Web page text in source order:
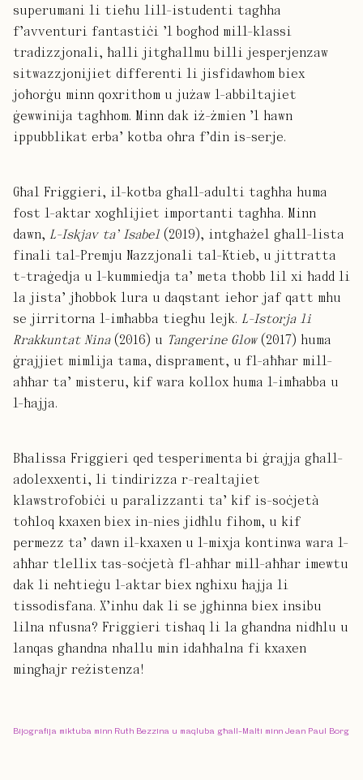
superumani li tieħu lill-istudenti tagħha
f’avventuri fantastiċi ’l bogħod mill-klassi
tradizzjonali, ħalli jitgħallmu billi jesperjenzaw
sitwazzjonijiet differenti li jisfidawhom biex
joħorġu minn qoxrithom u jużaw l-abbiltajiet
ġewwinija tagħhom. Minn dak iż-żmien ’l hawn
ippubblikat erba’ kotba oħra f’din is-serje.
Għal Friggieri, il-kotba għall-adulti tagħha huma
fost l-aktar xogħlijiet importanti tagħha. Minn
dawn, L-Iskjav ta’ Isabel (2019), intgħażel għall-lista
finali tal-Premju Nazzjonali tal-Ktieb, u jittratta
t-traġedja u l-kummiedja ta’ meta tħobb lil xi ħadd li
la jista’ jħobbok lura u daqstant ieħor jaf qatt mhu
se jirritorna l-imħabba tiegħu lejk. L-Istorja li
Rrakkuntat Nina (2016) u Tangerine Glow(2017) huma
ġrajjiet mimlija tama, disprament, u fl-aħħar mill-
aħħar ta’ misteru, kif wara kollox huma l-imħabba u
l-ħajja.
Bħalissa Friggieri qed tesperimenta bi ġrajja għall-
adolexxenti, li tindirizza r-realtajiet
klawstrofobiċi u paralizzanti ta’ kif is-soċjetà
toħloq kxaxen biex in-nies jidħlu fihom, u kif
permezz ta’ dawn il-kxaxen u l-mixja kontinwa wara l-
aħħar tlellix tas-soċjetà fl-aħħar mill-aħħar imewtu
dak li neħtieġu l-aktar biex ngħixu ħajja li
tissodisfana. X’inhu dak li se jgħinna biex insibu
lilna nfusna? Friggieri tisħaq li la għandna nidħlu u
lanqas għandna nħallu min idaħħalna fi kxaxen
mingħajr reżistenza!
Bijografija miktuba minn Ruth Bezzina u maqluba għall-Malti minn Jean Paul Borg